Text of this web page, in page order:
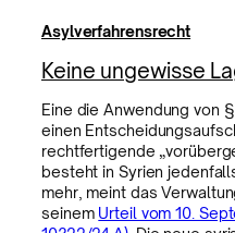
Asylverfahrensrecht
Keine ungewisse
Eine die Anwendung von
einen
rechtfertigende
besteht in Syrien
mehr, meint das
seinem Urteil vom 10.